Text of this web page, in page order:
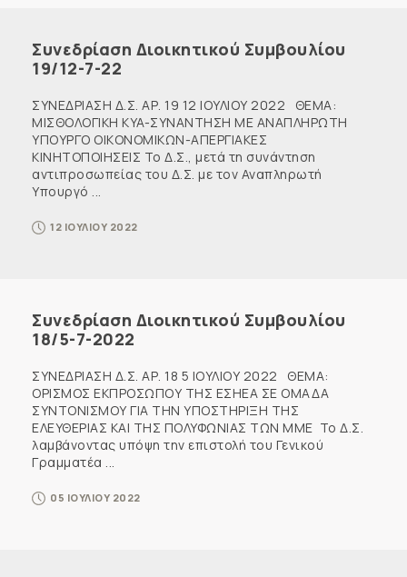
Συνεδρίαση Διοικητικού Συμβουλίου
19/12-7-22
ΣΥΝΕΔΡΙΑΣΗ Δ.Σ. ΑΡ. 19 12 ΙΟΥΛΙΟΥ 2022 ΘΕΜΑ:
ΜΙΣΘΟΛΟΓΙΚΗ KYA-ΣΥΝΑΝΤΗΣΗ ΜΕ ΑΝΑΠΛΗΡΩΤΗ
ΥΠΟΥΡΓΟ ΟΙΚΟΝΟΜΙΚΩΝ-ΑΠΕΡΓΙΑΚΕΣ
ΚΙΝΗΤΟΠΟΙΗΣΕΙΣ Το Δ.Σ., μετά τη συνάντηση
αντιπροσωπείας του Δ.Σ. με τον Αναπληρωτή
Υπουργό ...
12 ΙΟΥΛΙΟΥ 2022
Συνεδρίαση Διοικητικού Συμβουλίου
18/5-7-2022
ΣΥΝΕΔΡΙΑΣΗ Δ.Σ. ΑΡ. 18 5 ΙΟΥΛΙΟΥ 2022 ΘΕΜΑ:
ΟΡΙΣΜΟΣ ΕΚΠΡΟΣΩΠΟΥ ΤΗΣ ΕΣΗΕΑ ΣΕ ΟΜΑΔΑ
ΣΥΝΤΟΝΙΣΜΟΥ ΓΙΑ ΤΗΝ ΥΠΟΣΤΗΡΙΞΗ ΤΗΣ
ΕΛΕΥΘΕΡΙΑΣ ΚΑΙ ΤΗΣ ΠΟΛΥΦΩΝΙΑΣ ΤΩΝ ΜΜΕ Το Δ.Σ.
λαμβάνοντας υπόψη την επιστολή του Γενικού
Γραμματέα ...
05 ΙΟΥΛΙΟΥ 2022